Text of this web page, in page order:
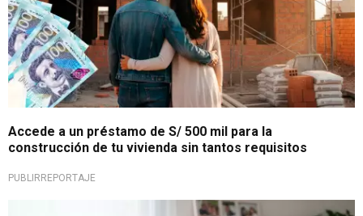
Accede a un préstamo de S/ 500 mil para la
construcción de tu vivienda sin tantos requisitos
PUBLIRREPORTAJE